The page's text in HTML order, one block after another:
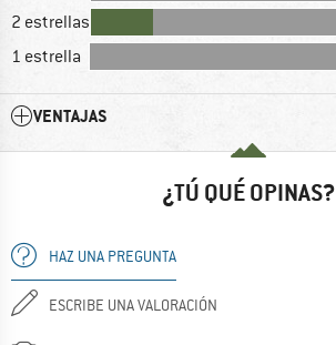
2 estrellas
1 estrella
VENTAJAS
¿TÚ QUÉ OPINAS?
HAZ UNA PREGUNTA
ESCRIBE UNA VALORACIÓN